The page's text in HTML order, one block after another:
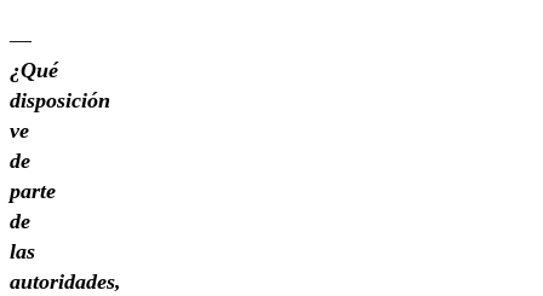
—
¿Qué
disposición
ve
de
parte
de
las
autoridades,